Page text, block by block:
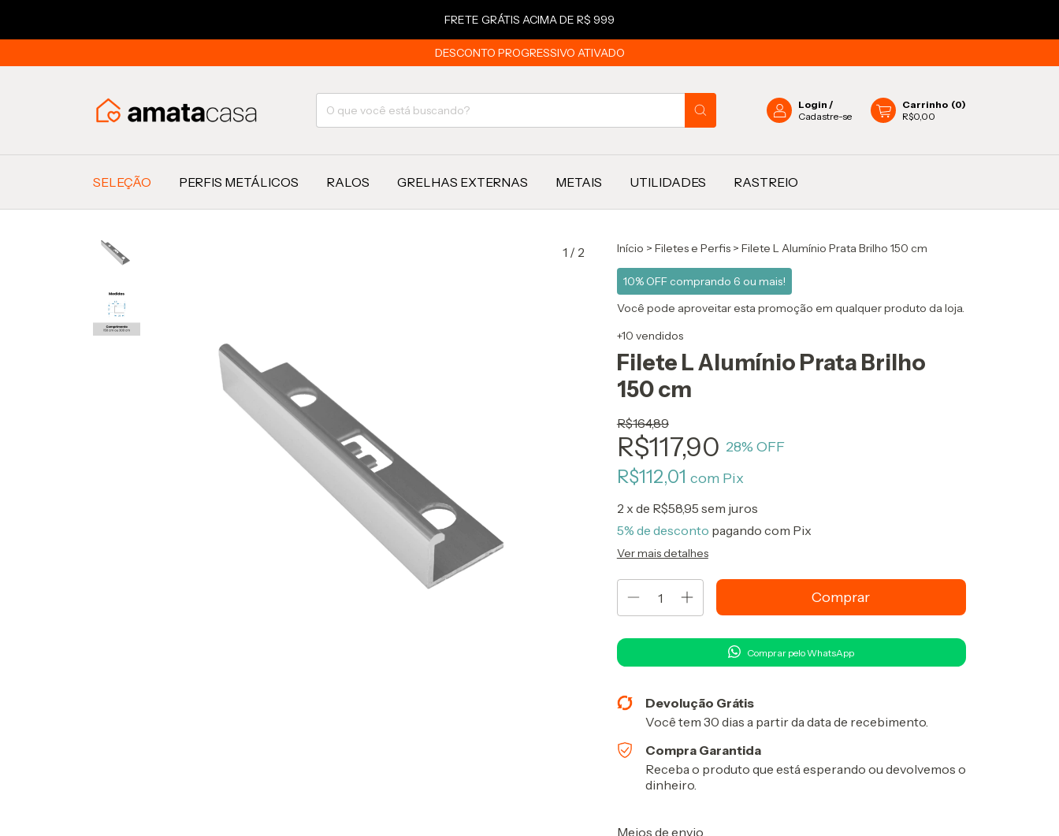
FRETE GRÁTIS ACIMA DE R$ 999
DESCONTO PROGRESSIVO ATIVADO
Login /
Cadastre-se
Carrinho (0)
R$0,00
SELEÇÃO PERFIS METÁLICOS RALOS GRELHAS EXTERNAS METAIS UTILIDADES RASTREIO
1 / 2 Início > Filetes e Perfis > Filete L Alumínio Prata Brilho 150 cm
10% OFF comprando 6 ou mais!
Você pode aproveitar esta promoção em qualquer produto da loja.
+10 vendidos
Filete L Alumínio Prata Brilho
150 cm
R$164,89
R$117,90 28% OFF
R$112,01 com Pix
2 x de R$58,95 sem juros
5% de desconto pagando com Pix
Ver mais detalhes
Comprar pelo WhatsApp
Devolução Grátis
Você tem 30 dias a partir da data de recebimento.
Compra Garantida
Receba o produto que está esperando ou devolvemos o
dinheiro.
Entregas para o CEP:
Meios de envio